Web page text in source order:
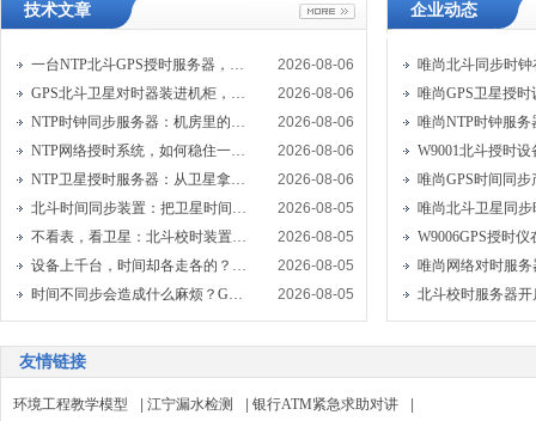
技术文章
一台NTP北斗GPS授时服务器，让机房设备共用一张“时刻表”
2026-08-06
GPS北斗卫星对时器装进机柜，机房才敢说“时间统一”
2026-08-06
NTP时钟同步服务器：机房里的隐形时间指挥官
2026-08-06
NTP网络授时系统，如何稳住一座数据中心的“心跳”？
2026-08-06
NTP卫星授时服务器：从卫星拿时间塞进网线发给设备
2026-08-06
北斗时间同步装置：把卫星时间“翻译”成设备能读懂的信号
2026-08-05
不看表，看卫星：北斗校时装置给系统一个共同的时间原点
2026-08-05
设备上千台，时间却各走各的？GPS卫星对时服务器能做什么？
2026-08-05
时间不同步会造成什么麻烦？GPS标准时间服务器解决的不只是校时
2026-08-05
企业动态
友情链接
环境工程教学模型 江宁漏水检测 银行ATM紧急求助对讲